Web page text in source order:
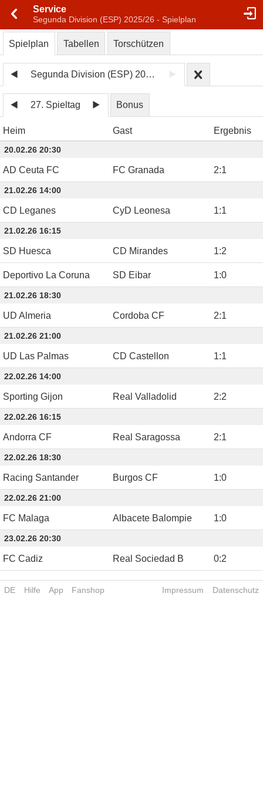
Service
Segunda Division (ESP) 2025/26 - Spielplan
Spielplan Tabellen Torschützen
Segunda Division (ESP) 2025/26
27. Spieltag Bonus
Heim Gast Ergebnis
20.02.26 20:30
AD Ceuta FC FC Granada 2:1
21.02.26 14:00
CD Leganes CyD Leonesa 1:1
21.02.26 16:15
SD Huesca CD Mirandes 1:2
Deportivo La Coruna SD Eibar 1:0
21.02.26 18:30
UD Almeria Cordoba CF 2:1
21.02.26 21:00
UD Las Palmas CD Castellon 1:1
22.02.26 14:00
Sporting Gijon Real Valladolid 2:2
22.02.26 16:15
Andorra CF Real Saragossa 2:1
22.02.26 18:30
Racing Santander Burgos CF 1:0
22.02.26 21:00
FC Malaga Albacete Balompie 1:0
23.02.26 20:30
FC Cadiz Real Sociedad B 0:2
DE Hilfe App Fanshop Impressum Datenschutz